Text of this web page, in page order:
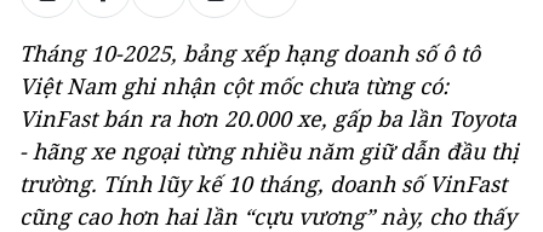
Tháng 10-2025, bảng xếp hạng doanh số ô tô
Việt Nam ghi nhận cột mốc chưa từng có:
VinFast bán ra hơn 20.000 xe, gấp ba lần Toyota
- hãng xe ngoại từng nhiều năm giữ dẫn đầu thị
trường. Tính lũy kế 10 tháng, doanh số VinFast
cũng cao hơn hai lần “cựu vương” này, cho thấy